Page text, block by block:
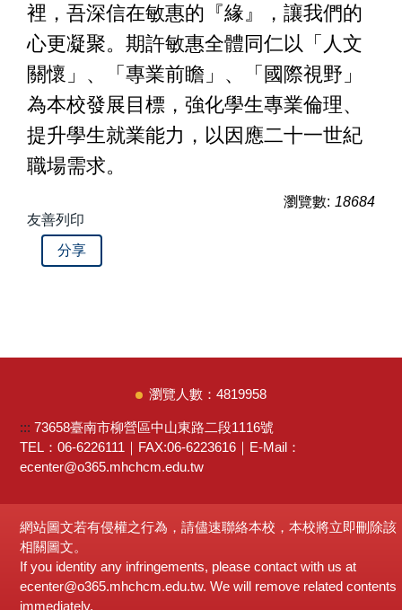
裡，吾深信在敏惠的『緣』，讓我們的
心更凝聚。期許敏惠全體同仁以「人文
關懷」、「專業前瞻」、「國際視野」
為本校發展目標，強化學生專業倫理、
提升學生就業能力，以因應二十一世紀
職場需求。
瀏覽數: 18684
友善列印
分享
4819958
::: 73658臺南市柳營區中山東路二段1116號
TEL：06-6226111｜FAX:06-6223616｜E-Mail：
ecenter@o365.mhchcm.edu.tw
網站圖文若有侵權之行為，請儘速聯絡本校，本校將立即刪除該
相關圖文。
If you identity any infringements, please contact with us at
ecenter@o365.mhchcm.edu.tw. We will remove related contents
immediately.